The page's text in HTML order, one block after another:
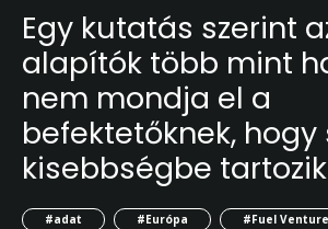
Egy kutatás szerint
alapítók több mint
nem mondja el a
befektetőknek, hogy
kisebbségbe tartozik
#adat #Európa
#Fuel